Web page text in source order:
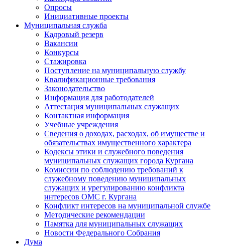
Опросы
Инициативные проекты
Муниципальная служба
Кадровый резерв
Вакансии
Конкурсы
Стажировка
Поступление на муниципальную службу
Квалификационные требования
Законодательство
Информация для работодателей
Аттестация муниципальных служащих
Контактная информация
Учебные учреждения
Сведения о доходах, расходах, об имуществе и
обязательствах имущественного характера
Кодексы этики и служебного поведения
муниципальных служащих города Кургана
Комиссии по соблюдению требований к
служебному поведению муниципальных
служащих и урегулированию конфликта
интересов ОМС г. Кургана
Конфликт интересов на муниципальной службе
Методические рекомендации
Памятка для муниципальных служащих
Новости Федерального Cобрания
Дума